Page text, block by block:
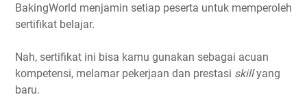
BakingWorld menjamin setiap peserta untuk memperoleh
sertifikat belajar.
Nah, sertifikat ini bisa kamu gunakan sebagai acuan
kompetensi, melamar pekerjaan dan prestasi skillyang
baru.